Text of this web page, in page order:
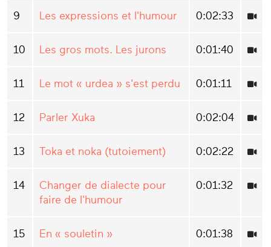
9 Les expressions et l'humour 0:02:33
10 Les gros mots. Les jurons 0:01:40
11 Le mot « urdea » s'est perdu 0:01:11
12 Parler Xuka 0:02:04
13 Toka et noka (tutoiement) 0:02:22
14
Changer de dialecte pour
faire de l'humour
0:01:32
15 En « souletin » 0:01:38